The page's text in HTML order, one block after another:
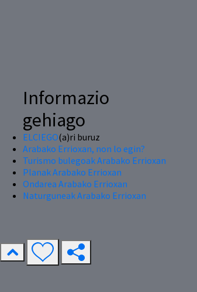
Informazio
gehiago
ELCIEGO(a)ri buruz
Arabako Errioxan, non lo egin?
Turismo bulegoak Arabako Errioxan
Planak Arabako Errioxan
Ondarea Arabako Errioxan
Naturguneak Arabako Errioxan